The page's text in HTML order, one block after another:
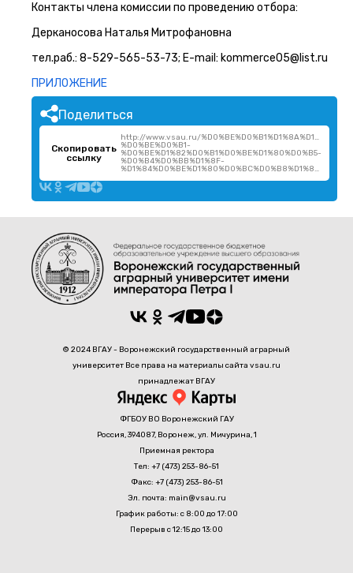
Контакты члена комиссии по проведению отбора:
Дерканосова Наталья Митрофановна
тел.раб.: 8-529-565-53-73; E-mail: kommerce05@list.ru
ПРИЛОЖЕНИЕ
Поделиться
Скопировать
ссылку
http://www.vsau.ru/
%D0%BE%D0%B1-
%D0%BE%D1%82%D0%B1%D0%BE%D1%80%D0%B5-
%D0%B4%D0%BB%D1%8F-
%D1%84%D0%BE%D1%80%D0%BC%D0%B8%D1%80%D0%BE%D0%B2%D0%B0%D0%BD%D0%B8/
© 2024 ВГАУ - Воронежский государственный аграрный
университет Все права на материалы сайта vsau.ru
принадлежат ВГАУ
ФГБОУ ВО Воронежский ГАУ
Россия, 394087, Воронеж, ул. Мичурина, 1
Приемная ректора
Тел: +7 (473) 253-86-51
Факс: +7 (473) 253-86-51
Эл. почта: main@vsau.ru
График работы: с 8:00 до 17:00
Перерыв с 12:15 до 13:00